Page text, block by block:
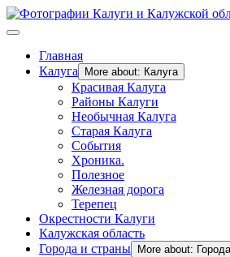
Главная
Калуга
More about: Калуга
Красивая Калуга
Районы Калуги
Необычная Калуга
Старая Калуга
События
Хроника.
Полезное
Железная дорога
Терепец
Окрестности Калуги
Калужская область
Города и страны
More about: